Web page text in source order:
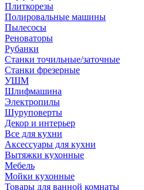
Плиткорезы
Полировальные машины
Пылесосы
Реноваторы
Рубанки
Станки точильные/заточные
Станки фрезерные
УШМ
Шлифмашина
Электропилы
Шуруповерты
Декор и интерьер
Все для кухни
Аксессуары для кухни
Вытяжки кухонные
Мебель
Мойки кухонные
Товары для ванной комнаты